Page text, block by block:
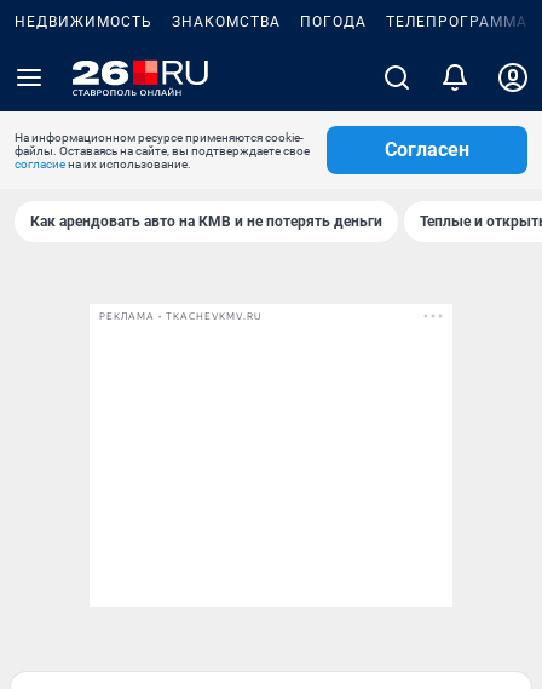
НЕДВИЖИМОСТЬ ЗНАКОМСТВА ПОГОДА ТЕЛЕПРОГРАММА
На информационном ресурсе применяются cookie-
файлы. Оставаясь на сайте, вы подтверждаете свое
согласиена их использование.
Согласен
Как арендовать авто на КМВ и не потерять деньги Теплые и
РЕКЛАМА • TKACHEVKMV.RU